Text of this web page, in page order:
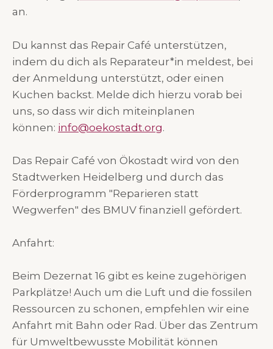
an.
Du kannst das Repair Café unterstützen,
indem du dich als Reparateur*in meldest, bei
der Anmeldung unterstützt, oder einen
Kuchen backst. Melde dich hierzu vorab bei
uns, so dass wir dich miteinplanen
können: info@oekostadt.org.
Das Repair Café von Ökostadt wird von den
Stadtwerken Heidelberg und durch das
Förderprogramm "Reparieren statt
Wegwerfen" des BMUV finanziell gefördert.
Anfahrt:
Beim Dezernat 16 gibt es keine zugehörigen
Parkplätze! Auch um die Luft und die fossilen
Ressourcen zu schonen, empfehlen wir eine
Anfahrt mit Bahn oder Rad. Über das Zentrum
für Umweltbewusste Mobilität können